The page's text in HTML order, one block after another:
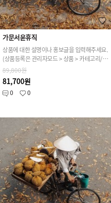
가문서윤휴직
상품에 대한 설명이나 홍보글을 입력해주세요.
(상품등록은 관리자모드 > 상품 > 카테고리/상품관리 > 상품등록 가능)
89,800원
81,700원
0 0